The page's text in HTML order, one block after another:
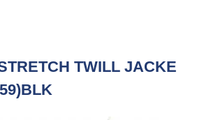
TWILL JACKE